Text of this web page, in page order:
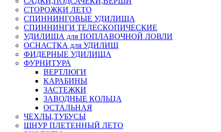
СТОРОЖКИ ЛЕТО
СПИННИНГОВЫЕ УДИЛИЩА
СПИННИНГИ ТЕЛЕСКОПИЧЕСКИЕ
УДИЛИЩА для ПОПЛАВОЧНОЙ ЛОВЛИ
ОСНАСТКА для УДИЛИЩ
ФИДЕРНЫЕ УДИЛИЩА
ФУРНИТУРА
ВЕРТЛЮГИ
КАРАБИНЫ
ЗАСТЕЖКИ
ЗАВОДНЫЕ КОЛЬЦА
ОСТАЛЬНАЯ
ЧЕХЛЫ,ТУБУСЫ
ШНУР ПЛЕТЕННЫЙ ЛЕТО